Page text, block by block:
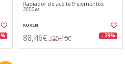
Radiador de aceite 9 elementos
2000w.
KUKEN
88,46€ 125,10€ - 29%